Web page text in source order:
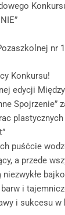
nr
Konkursu!
edycji
Spojrzenie”
puśćcie
a przede
barw i
i sukcesu w